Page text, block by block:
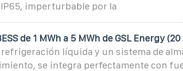
imperturbable por la
de 1 MWh a 5 MWh de GSL Energy (20
líquida y un sistema de
se integra perfectamente con